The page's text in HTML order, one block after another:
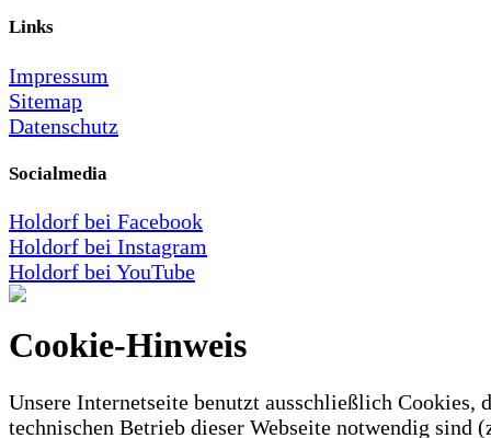
Links
Impressum
Sitemap
Datenschutz
Socialmedia
Holdorf bei Facebook
Holdorf bei Instagram
Holdorf bei YouTube
Cookie-Hinweis
Unsere Internetseite benutzt ausschließlich Cookies,
technischen Betrieb dieser Webseite notwendig sind